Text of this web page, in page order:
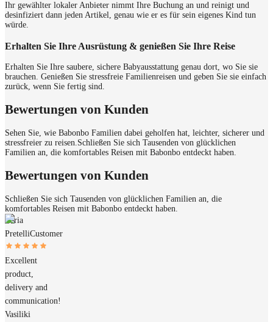
Ihr gewählter lokaler Anbieter nimmt Ihre Buchung an und reinigt und
desinfiziert dann jeden Artikel, genau wie er es für sein eigenes Kind tun
würde.
Erhalten Sie Ihre Ausrüstung & genießen Sie Ihre Reise
Erhalten Sie Ihre saubere, sichere Babyausstattung genau dort, wo Sie sie
brauchen. Genießen Sie stressfreie Familienreisen und geben Sie sie einfach
zurück, wenn Sie fertig sind.
Bewertungen von Kunden
Sehen Sie, wie Babonbo Familien dabei geholfen hat, leichter, sicherer und
stressfreier zu reisen. Schließen Sie sich Tausenden von glücklichen
Familien an, die komfortables Reisen mit Babonbo entdeckt haben.
Bewertungen von Kunden
Schließen Sie sich Tausenden von glücklichen Familien an, die
komfortables Reisen mit Babonbo entdeckt haben.
Ilaria
PretelliCustomer
Excellent
product,
delivery and
communication!
Vasiliki